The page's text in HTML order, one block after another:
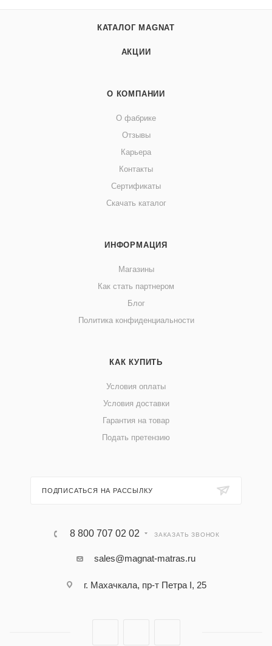
КАТАЛОГ MAGNAT
АКЦИИ
О КОМПАНИИ
О фабрике
Отзывы
Карьера
Контакты
Сертификаты
Скачать каталог
ИНФОРМАЦИЯ
Магазины
Как стать партнером
Блог
Политика конфиденциальности
КАК КУПИТЬ
Условия оплаты
Условия доставки
Гарантия на товар
Подать претензию
ПОДПИСАТЬСЯ НА РАССЫЛКУ
8 800 707 02 02 ЗАКАЗАТЬ ЗВОНОК
sales@magnat-matras.ru
г. Махачкала, пр-т Петра I, 25